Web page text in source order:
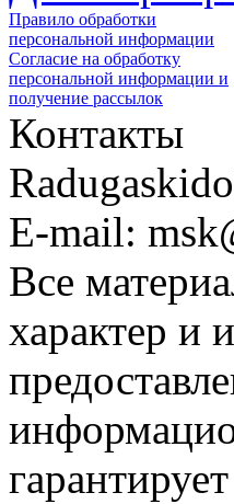
Правило обработки
персональной информации
Согласие на обработку
персональной информации и
получение рассылок
Контакты
E-mail:
Все
характер и